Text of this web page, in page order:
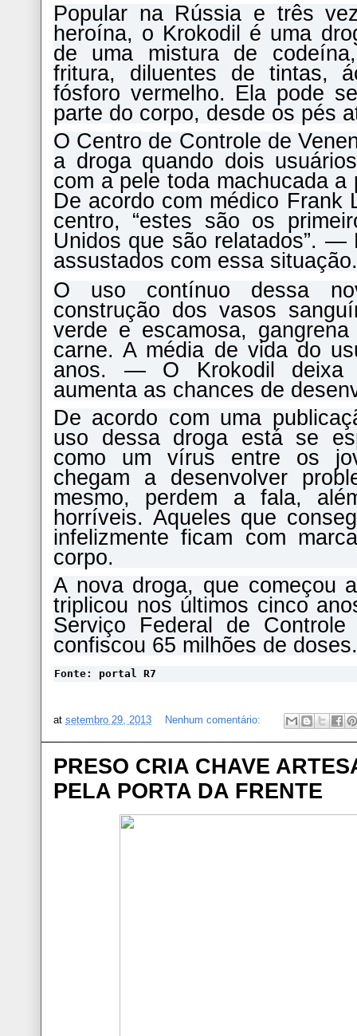
Popular na Rússia e três
heroína, o Krokodil é uma
de uma mistura de
fritura, diluentes de tintas,
fósforo vermelho. Ela pode
parte do corpo, desde os pés
O Centro de Controle de
a droga quando dois
com a pele toda machucada
De acordo com médico Frank
centro, “estes são os
Unidos que são relatados”. —
assustados com essa situação.
O uso contínuo dessa
construção dos vasos
verde e escamosa,
carne. A média de vida do
anos. — O Krokodil deixa
aumenta as chances de
De acordo com uma
uso dessa droga está se
como um vírus entre os
chegam a desenvolver
mesmo, perdem a fala,
horríveis. Aqueles que
infelizmente ficam com
corpo.
A nova droga, que começou
triplicou nos últimos cinco
Serviço Federal de
confiscou 65 milhões de doses.
Fonte: portal R7
at setembro 29, 2013 Nenhum comentário:
PRESO CRIA CHAVE
PELA PORTA DA FRENTE